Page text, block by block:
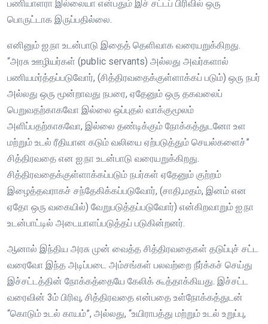
பணியாளரா இல்லையா என்பதும் இச் சட்டப் பிரிவில் ஒரு
பொருட்டாக இருப்பதில்லை.
எனினும் ஐ.நா உடன்பாடு இதைத் தெளிவாக வரையறுக்கிறது.
“அரசு ஊழியர்கள் (public servants) அல்லது அவர்களால்
பணியமர்த்தப்படுவோர், (சித்திரவதைக்குள்ளாக்கப் படும்) ஒரு நபர்
அல்லது ஒரு மூன்றாவது நபரை, ஏதேனும் ஒரு தகவலைப்
பெறுவதற்காகவோ இல்லை ஒப்புதல் வாக்குமூலம்
அளிப்பதற்காகவோ, இல்லை தண்டிக்கும் நோக்கத்துடனோ உள
மற்றும் உடல் ரீதியான கடும் வலியை ஏற்படுத்தும் செயல்களைச்”
சித்திரவதை என ஐ.நா உடன்பாடு வரையறுக்கிறது.
சித்திரவதைக்குள்ளாக்கப்படும் நபர்கள் ஏதேனும் குற்றம்
இழைத்தவராகச் சந்தேகிக்கப்படுவோர், (சாதி,மதம், இனம் என
ஏதோ ஒரு வகையில்) வேறுபடுத்தப்படுவோர்) என்கிறவாறும் ஐ.நா
உடன்பாட்டில் அடையாளப்படுத்தப் படுகின்றனர்.
ஆனால் இந்திய அரசு முன் வைத்த சித்திரவதைகள் தடுப்புச் சட்ட
வரைவோ இந்த அடிப்படை அம்சங்கள் பலவற்றை நீர்க்கச் செய்து
இச்சட்டத்தின் நோக்கத்தையே கேலிக் கூத்தாக்கியது. இச்சட்ட
வரைவின் 3ம் பிரிவு, சித்திரவதை என்பதை உள்நோக்கத்துடன்
“கொடும் உடல் காயம்”, அல்லது, “உயிராபத்து மற்றும் உடல் உறுப்பு,